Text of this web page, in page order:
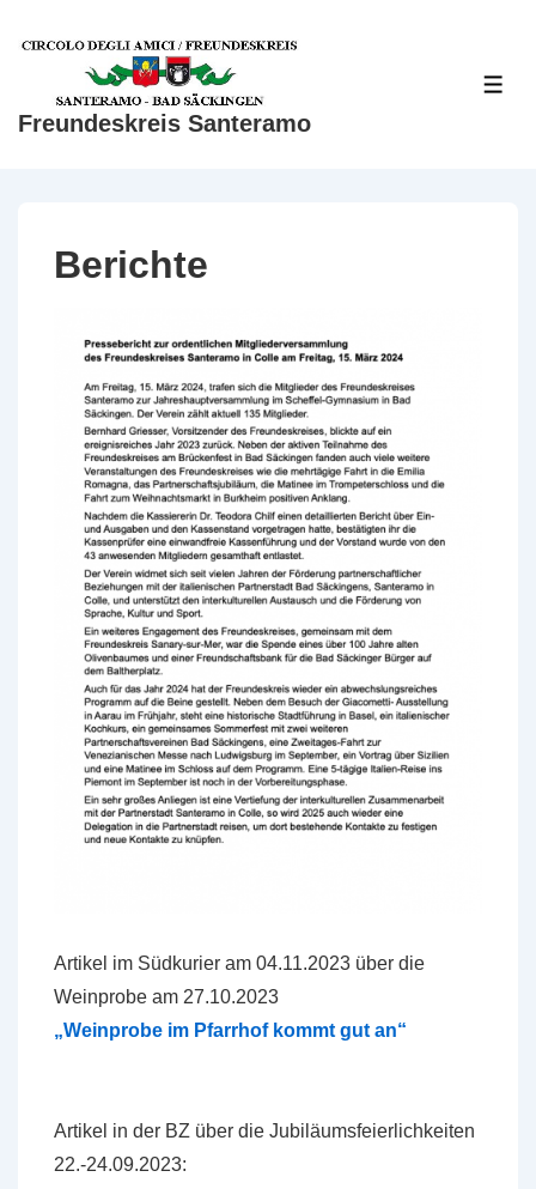
Zum
Freundeskreis Santeramo
Berichte
Artikel im Südkurier am 04.11.2023 über die
Weinprobe am 27.10.2023
„Weinprobe im Pfarrhof kommt gut an“
Artikel in der BZ über die Jubiläumsfeierlichkeiten
22.-24.09.2023: